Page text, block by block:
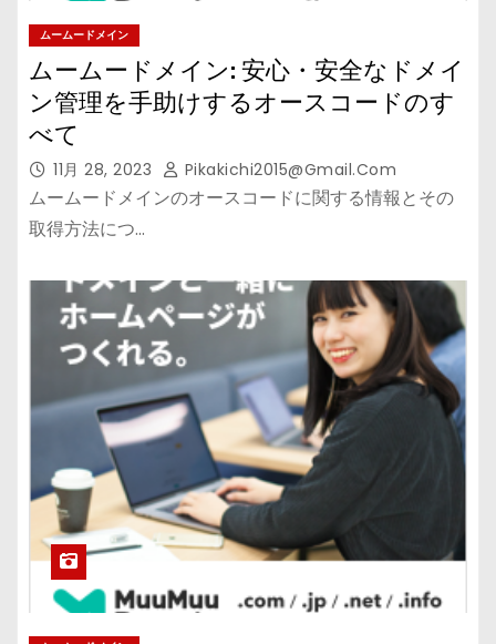
ムームードメイン
ムームードメイン: 安心・安全なドメイ
ン管理を手助けするオースコードのす
べて
11月 28, 2023 Pikakichi2015@gmail.com
ムームードメインのオースコードに関する情報とその
取得方法につ…